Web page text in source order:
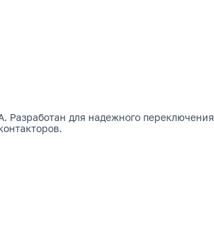
для надежного переключения